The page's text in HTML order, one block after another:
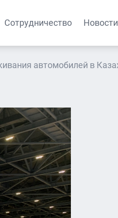
Сотрудничество Новости
автомобилей в